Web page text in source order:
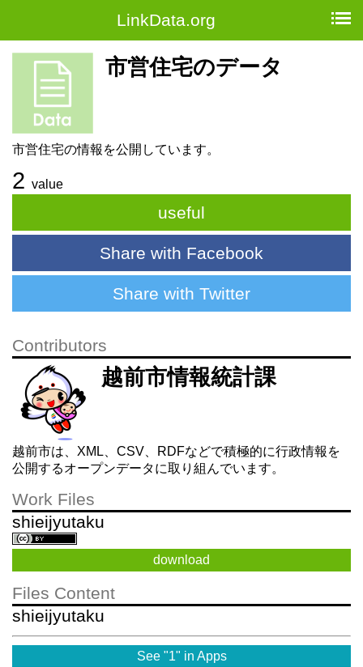
LinkData.org
市営住宅のデータ
市営住宅の情報を公開しています。
2 value
useful
Share with Facebook
Share with Twitter
Contributors
越前市情報統計課
越前市は、XML、CSV、RDFなどで積極的に行政情報を
公開するオープンデータに取り組んでいます。
Work Files
shieijyutaku
download
Files Content
shieijyutaku
See "1" in Apps